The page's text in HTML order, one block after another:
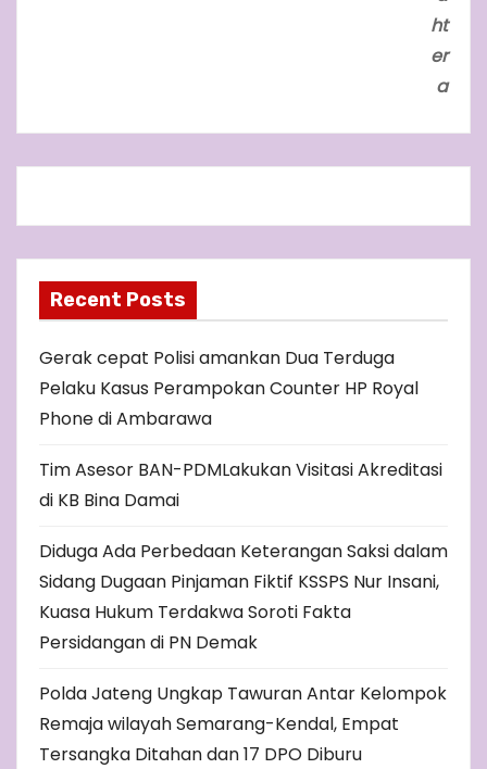
ht
er
a
Recent Posts
Gerak cepat Polisi amankan Dua Terduga
Pelaku Kasus Perampokan Counter HP Royal
Phone di Ambarawa
Tim Asesor BAN-PDMLakukan Visitasi Akreditasi
di KB Bina Damai
Diduga Ada Perbedaan Keterangan Saksi dalam
Sidang Dugaan Pinjaman Fiktif KSSPS Nur Insani,
Kuasa Hukum Terdakwa Soroti Fakta
Persidangan di PN Demak
Polda Jateng Ungkap Tawuran Antar Kelompok
Remaja wilayah Semarang-Kendal, Empat
Tersangka Ditahan dan 17 DPO Diburu